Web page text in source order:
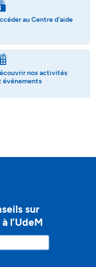
au Centre d'aide
nos activités
événements
sur
l’UdeM